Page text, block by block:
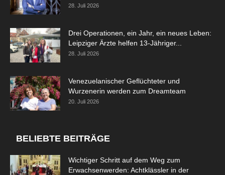
28. Juli 2026
Drei Operationen, ein Jahr, ein neues Leben:
Leipziger Ärzte helfen 13-Jähriger...
28. Juli 2026
Venezuelanischer Geflüchteter und
Wurzenerin werden zum Dreamteam
20. Juli 2026
BELIEBTE BEITRÄGE
Wichtiger Schritt auf dem Weg zum
Erwachsenwerden: Achtklässler in der